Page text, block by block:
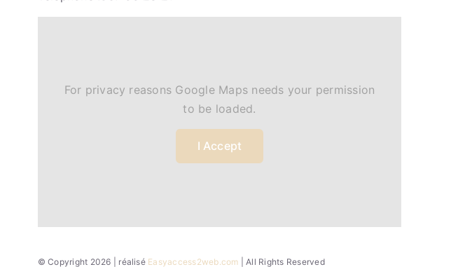
For privacy reasons Google Maps needs your permission
to be loaded.
I Accept
© Copyright 2026 | réalisé Easyaccess2web.com | All Rights Reserved